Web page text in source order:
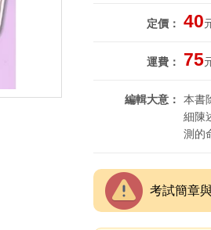
定價 40
運費 75
編輯大意
本書
細陳
測的
考試簡章